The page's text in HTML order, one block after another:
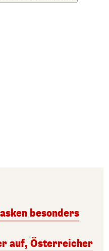
besonders
auf, Österreicher